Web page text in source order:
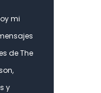
mi
de The
y